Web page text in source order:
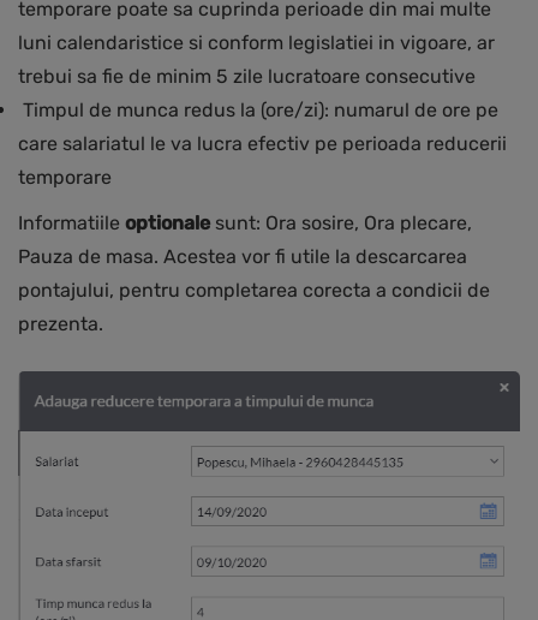
temporare poate sa cuprinda perioade din mai multe
luni calendaristice si conform legislatiei in vigoare, ar
trebui sa fie de minim 5 zile lucratoare consecutive
Timpul de munca redus la (ore/zi): numarul de ore pe
care salariatul le va lucra efectiv pe perioada reducerii
temporare
Informatiile optionalesunt: Ora sosire, Ora plecare,
Pauza de masa. Acestea vor fi utile la descarcarea
pontajului, pentru completarea corecta a condicii de
prezenta.